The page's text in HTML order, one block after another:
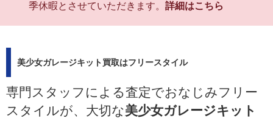
季休暇とさせていただきます。 詳細はこちら
美少女ガレージキット買取はフリースタイル
専門スタッフによる査定でおなじみフリー
スタイルが、大切な美少女ガレージキット